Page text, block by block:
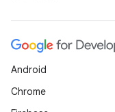
Android
Chrome